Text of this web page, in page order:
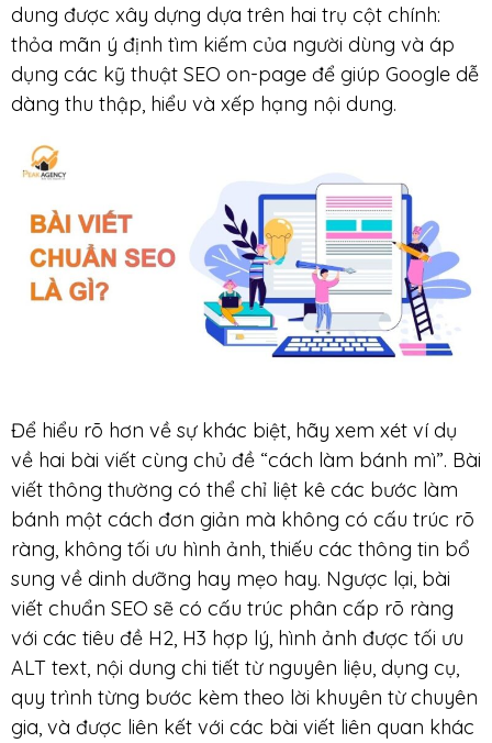
dung được xây dựng dựa trên hai trụ cột chính:
thỏa mãn ý định tìm kiếm của người dùng và áp
dụng các kỹ thuật SEO on-page để giúp Google dễ
dàng thu thập, hiểu và xếp hạng nội dung.
Để hiểu rõ hơn về sự khác biệt, hãy xem xét ví dụ
về hai bài viết cùng chủ đề “cách làm bánh mì”. Bài
viết thông thường có thể chỉ liệt kê các bước làm
bánh một cách đơn giản mà không có cấu trúc rõ
ràng, không tối ưu hình ảnh, thiếu các thông tin bổ
sung về dinh dưỡng hay mẹo hay. Ngược lại, bài
viết chuẩn SEO sẽ có cấu trúc phân cấp rõ ràng
với các tiêu đề H2, H3 hợp lý, hình ảnh được tối ưu
ALT text, nội dung chi tiết từ nguyên liệu, dụng cụ,
quy trình từng bước kèm theo lời khuyên từ chuyên
gia, và được liên kết với các bài viết liên quan khác